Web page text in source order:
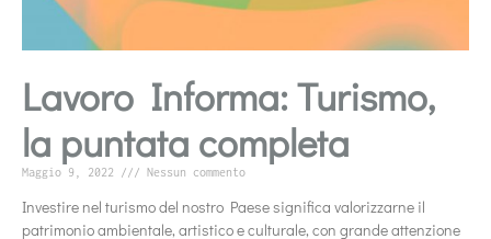
Lavoro Informa: Turismo,
la puntata completa
Maggio 9, 2022 Nessun commento
Investire nel turismo del nostro Paese significa valorizzarne il
patrimonio ambientale, artistico e culturale, con grande attenzione